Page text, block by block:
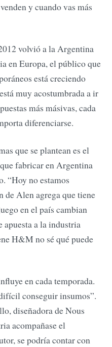
y cuando vas más
volvió a la Argentina
en Europa, el público que
está creciendo
muy acostumbrada a ir
más másivas, cada
diferenciarse.
que se plantean es el
fabricar en Argentina
“Hoy no estamos
de Alen agrega que tiene
en el país cambian
apuesta a la industria
H&M no sé qué puede
en cada temporada.
conseguir insumos”.
diseñadora de Nous
acompañase el
se podría contar con